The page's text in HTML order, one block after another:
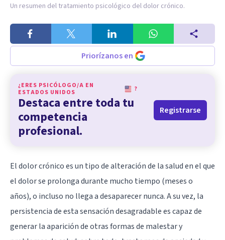
Un resumen del tratamiento psicológico del dolor crónico.
Priorízanos en
¿ERES PSICÓLOGO/A EN
ESTADOS UNIDOS
?
Destaca entre toda tu
competencia
profesional.
Registrarse
El dolor crónico es un tipo de alteración de la salud en el que
el dolor se prolonga durante mucho tiempo (meses o
años), o incluso no llega a desaparecer nunca. A su vez, la
persistencia de esta sensación desagradable es capaz de
generar la aparición de otras formas de malestar y